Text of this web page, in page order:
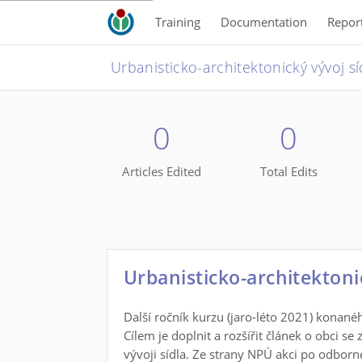
Training Documentation
Urbanisticko-architektonický vývoj
0
Articles Edited
0
Total Edits
Urbanisticko-
Další ročník kurzu (jaro-léto 2021)
Cílem je doplnit a rozšířit článek o obci
vývoji sídla. Ze strany NPÚ akci po